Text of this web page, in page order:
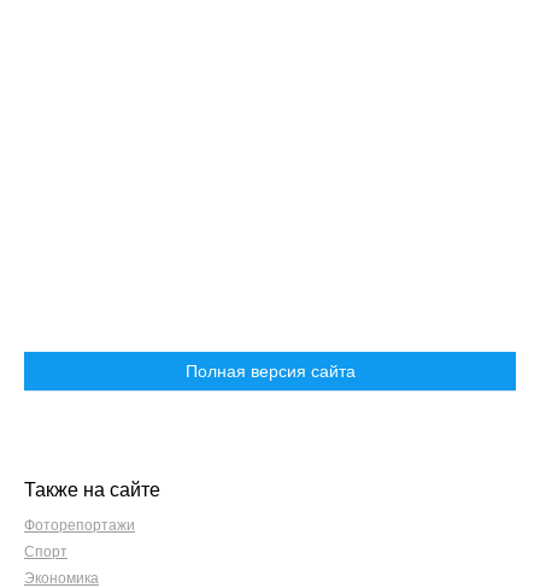
Полная версия сайта
Также на сайте
Фоторепортажи
Спорт
Экономика